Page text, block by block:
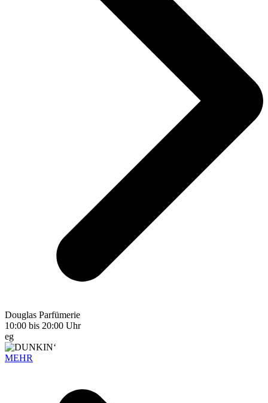
Douglas Parfümerie
10:00 bis 20:00 Uhr
eg
MEHR